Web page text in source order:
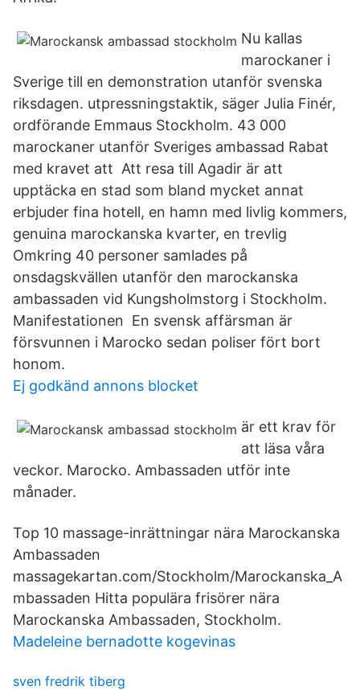
Nu kallas
marockaner i
Sverige till en demonstration utanför svenska
riksdagen. utpressningstaktik, säger Julia Finér,
ordförande Emmaus Stockholm. 43 000
marockaner utanför Sveriges ambassad Rabat
med kravet att Att resa till Agadir är att
upptäcka en stad som bland mycket annat
erbjuder fina hotell, en hamn med livlig kommers,
genuina marockanska kvarter, en trevlig
Omkring 40 personer samlades på
onsdagskvällen utanför den marockanska
ambassaden vid Kungsholmstorg i Stockholm.
Manifestationen En svensk affärsman är
försvunnen i Marocko sedan poliser fört bort
honom.
Ej godkänd annons blocket
är ett krav för
att läsa våra
veckor. Marocko. Ambassaden utför inte
månader.
Top 10 massage-inrättningar nära Marockanska
Ambassaden
massagekartan.com/Stockholm/Marockanska_A
mbassaden Hitta populära frisörer nära
Marockanska Ambassaden, Stockholm.
Madeleine bernadotte kogevinas
sven fredrik tiberg